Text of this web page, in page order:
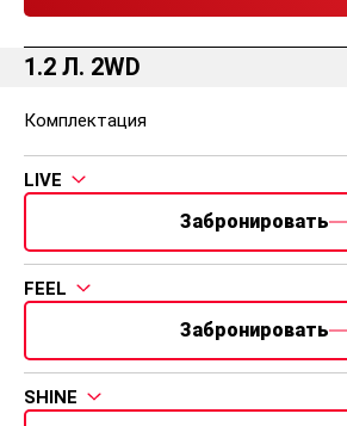
1.2 Л. 2WD
Комплектация
LIVE
Забронировать
FEEL
Забронировать
SHINE